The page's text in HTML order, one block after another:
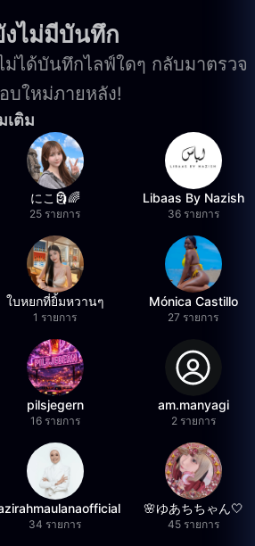
งไม่มีบันทึก
ม่ได้บันทึกไลฟ์ใดๆ กลับมาตรวจ
บใหม่ภายหลัง!
เติม
にこ🗿🌈
25 รายการ
Libaas By Nazish
36 รายการ
ใบหยกที่ยิ้มหวานๆ
1 รายการ
Mónica Castillo
27 รายการ
pilsjegern
16 รายการ
am.manyagi
2 รายการ
34 รายการ
🌸ゆあちちゃん🤍
45 รายการ